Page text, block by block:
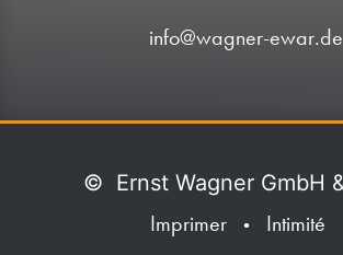
info@wagner-ewar.de
© Ernst Wagner GmbH
Imprimer
• Intimité